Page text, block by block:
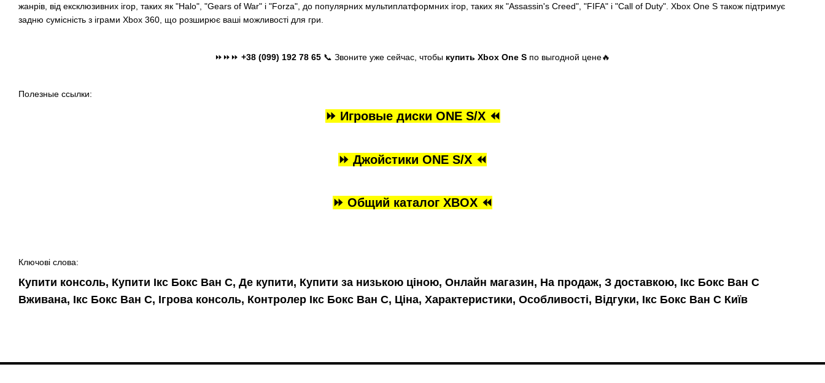
жанрів, від ексклюзивних ігор, таких як "Halo", "Gears of War" і "Forza", до популярних мультиплатформних ігор, таких як "Assassin's Creed", "FIFA" і "Call of Duty". Xbox One S також підтримує
задню сумісність з іграми Xbox 360, що розширює ваші можливості для гри.
⏩⏩⏩ +38 (099) 192 78 65 📞 Звоните уже сейчас, чтобы купить Xbox One S по выгодной цене🔥
Полезные ссылки:
⏩ Игровые диски ONE S/X ⏪
⏩ Джойстики ONE S/X ⏪
⏩ Общий каталог XBOX ⏪
Ключові слова:
Купити консоль, Купити Ікс Бокс Ван C, Де купити, Купити за низькою ціною, Онлайн магазин, На продаж, З доставкою, Ікс Бокс Ван C
Вживана, Ікс Бокс Ван C, Ігрова консоль, Контролер Ікс Бокс Ван C, Ціна, Характеристики, Особливості, Відгуки, Ікс Бокс Ван C Київ